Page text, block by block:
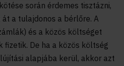
során érdemes tisztázni,
a tulajdonos a bérlőre. A
és a közös költséget
fizetik. De ha a közös költség
alapjába kerül, akkor azt